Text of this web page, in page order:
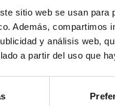
sitio web se usan
Además, compartimos
y análisis web,
a partir del uso que